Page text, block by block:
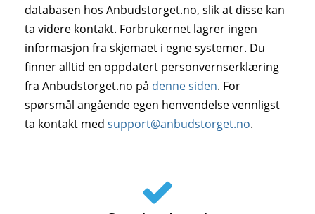
databasen hos Anbudstorget.no, slik at disse kan
ta videre kontakt. Forbrukernet lagrer ingen
informasjon fra skjemaet i egne systemer. Du
finner alltid en oppdatert personvernserklæring
fra Anbudstorget.no på denne siden. For
spørsmål angående egen henvendelse vennligst
ta kontakt med support@anbudstorget.no.